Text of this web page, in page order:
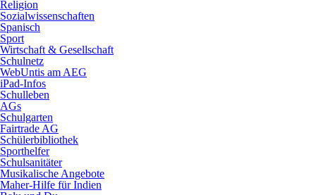
Religion
Sozialwissenschaften
Spanisch
Sport
Wirtschaft & Gesellschaft
Schulnetz
WebUntis am AEG
iPad-Infos
Schulleben
AGs
Schulgarten
Fairtrade AG
Schülerbibliothek
Sporthelfer
Schulsanitäter
Musikalische Angebote
Maher-Hilfe für Indien